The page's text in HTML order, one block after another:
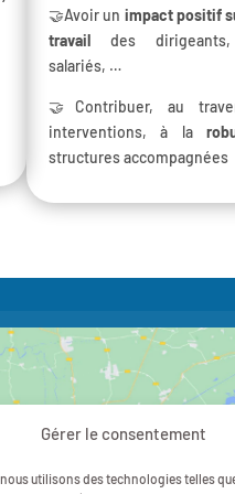
Gérer le consentement
utilisons des technologies telles
🤝Avoir un impact positif
travail des dirigeants,
salariés, …
🤝Contribuer, au
interventions, à la
structures accompagnées
pour accepter les cookies